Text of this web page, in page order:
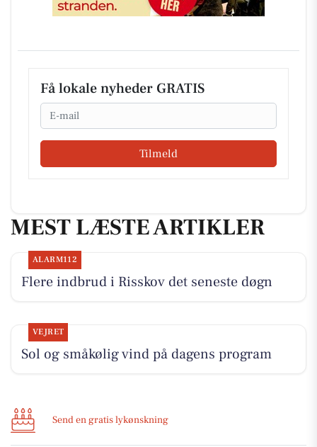
Få lokale nyheder GRATIS
Email
Tilmeld
MEST LÆSTE ARTIKLER
ALARM112
Flere indbrud i Risskov det seneste døgn
VEJRET
Sol og småkølig vind på dagens program
Send en gratis lykønskning